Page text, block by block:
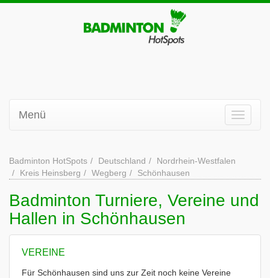
Menü
Badminton HotSpots Deutschland
Nordrhein-Westfalen
Kreis Heinsberg
Wegberg Schönhausen
Badminton Turniere, Vereine und
Hallen in Schönhausen
VEREINE
Für Schönhausen sind uns zur Zeit noch keine Vereine